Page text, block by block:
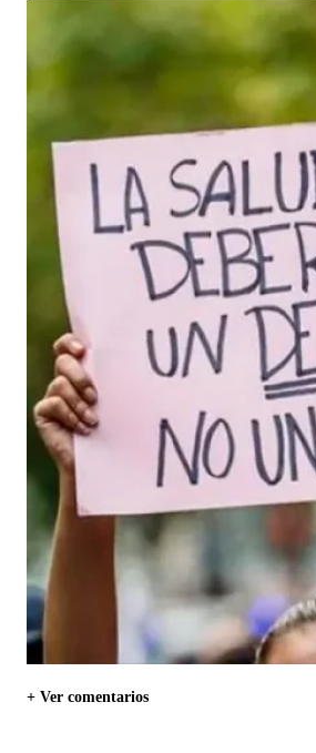
+ Ver comentarios